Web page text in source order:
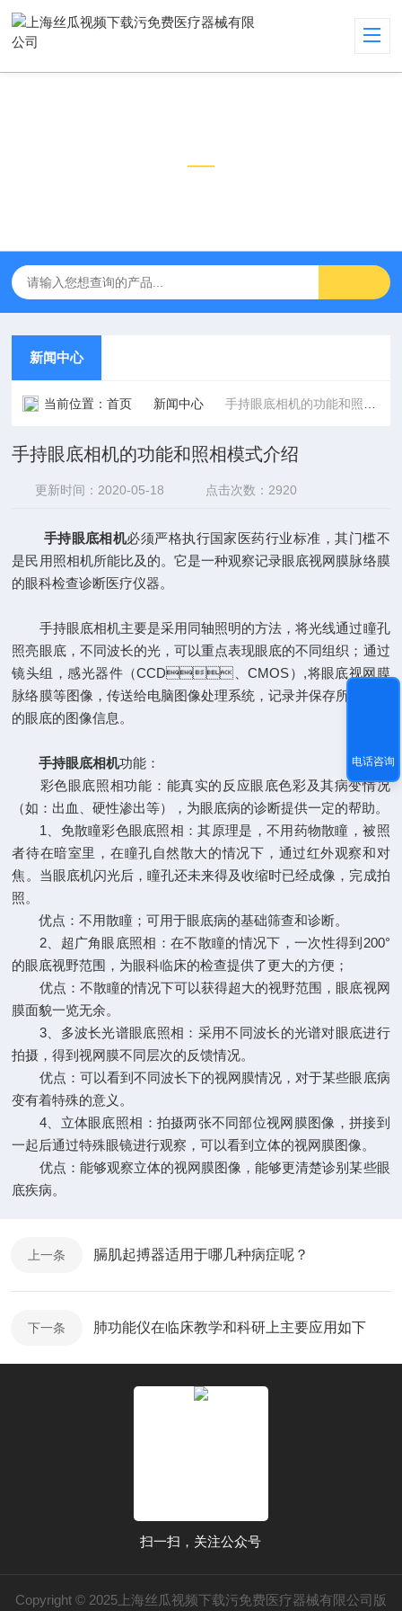
新闻中心
当前位置：首页 新闻中心 手持眼底相机的功能和照相模式介绍
手持眼底相机的功能和照相模式介绍
更新时间：2020-05-18 点击次数：2920
手持眼底相机必须严格执行国家医药行业标准，其门槛不
是民用照相机所能比及的。它是一种观察记录眼底视网膜脉络膜
的眼科检查诊断医疗仪器。
手持眼底相机主要是采用同轴照明的方法，将光线通过瞳孔
照亮眼底，不同波长的光，可以重点表现眼底的不同组织；通过
镜头组，感光器件（CCD、CMOS）,将眼底视网膜
脉络膜等图像，传送给电脑图像处理系统，记录并保存所拍摄到
的眼底的图像信息。
手持眼底相机功能：
彩色眼底照相功能：能真实的反应眼底色彩及其病变情况
（如：出血、硬性渗出等），为眼底病的诊断提供一定的帮助。
1、免散瞳彩色眼底照相：其原理是，不用药物散瞳，被照
者待在暗室里，在瞳孔自然散大的情况下，通过红外观察和对
焦。当眼底机闪光后，瞳孔还未来得及收缩时已经成像，完成拍
照。
优点：不用散瞳；可用于眼底病的基础筛查和诊断。
2、超广角眼底照相：在不散瞳的情况下，一次性得到200°
的眼底视野范围，为眼科临床的检查提供了更大的方便；
优点：不散瞳的情况下可以获得超大的视野范围，眼底视网
膜面貌一览无余。
3、多波长光谱眼底照相：采用不同波长的光谱对眼底进行
拍摄，得到视网膜不同层次的反馈情况。
优点：可以看到不同波长下的视网膜情况，对于某些眼底病
变有着特殊的意义。
4、立体眼底照相：拍摄两张不同部位视网膜图像，拼接到
一起后通过特殊眼镜进行观察，可以看到立体的视网膜图像。
优点：能够观察立体的视网膜图像，能够更清楚诊别某些眼
底疾病。
上一条 膈肌起搏器适用于哪几种病症呢？
下一条 肺功能仪在临床教学和科研上主要应用如下
扫一扫，关注公众号
Copyright © 2025上海丝瓜视频下载污免费医疗器械有限公司版
电话咨询